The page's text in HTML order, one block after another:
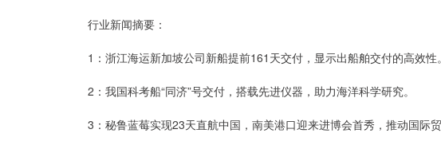
行业新闻摘要：
1：浙江海运新加坡公司新船提前161天交付，显示出船舶交付的高效性。
2：我国科考船“同济”号交付，搭载先进仪器，助力海洋科学研究。
3：秘鲁蓝莓实现23天直航中国，南美港口迎来进博会首秀，推动国际贸